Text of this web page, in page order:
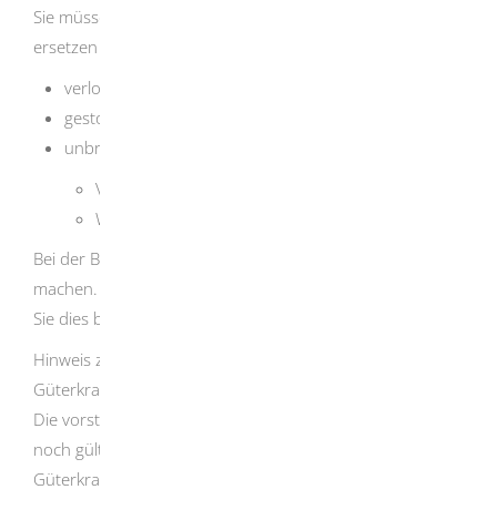
Sie müssen jede Urkunde oder beglaubigte Kopie
ersetzen lassen, wenn diese:
verloren geht
gestohlen wird
unbrauchbar wird zum Beispiel durch
Verschmutzung
Wasserschäden
Bei der Beantragung müssen Sie den Verlust glaubhaft
machen. Wenn ein Exemplar gestohlen wurde, müssen
Sie dies bei der Polizei anzeigen.
Hinweis zum Ersatz bei einer noch gültigen
Güterkraftverkehrserlaubnis:
Die vorstehende Vorgehensweise gilt entsprechend für
noch gültige Erlaubnisse für den gewerblichen
Güterkraftverkehr im Inland und deren Ausfertigungen.